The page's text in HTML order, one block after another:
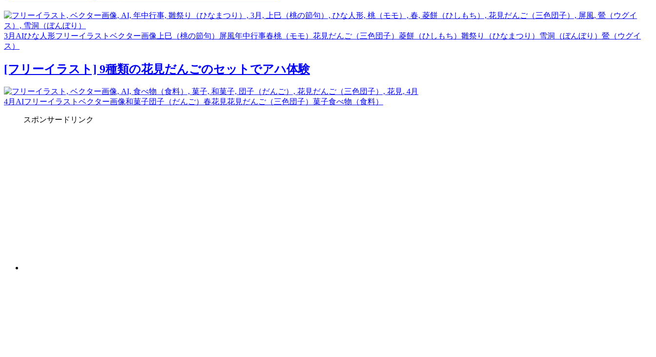
3月 AIひな人形フリーイラスト ベクター画像 上巳（桃の節句） 屏風年中行事春桃（モモ） 花見だんご（三色団子） 菱餅（ひしもち） 雛祭り（ひなまつり） 雪洞（ぼんぼり） 鶯（ウグイ
ス）
[フリーイラスト] 9種類の花見だんごのセットでアハ体験
4月 AIフリーイラスト ベクター画像和菓子団子（だんご） 春花見花見だんご（三色団子） 菓子食べ物（食料）
スポンサードリンク